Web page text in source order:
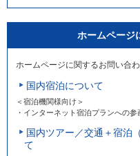
ホームページ
ホームページに関するお問い合
国内宿泊について
＜宿泊機関様向け＞
・インターネット宿泊プランへの参
国内ツアー／交通＋宿泊
て